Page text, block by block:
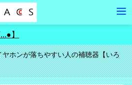
】
ヤホンが落ちやすい人の補聴器【いろ